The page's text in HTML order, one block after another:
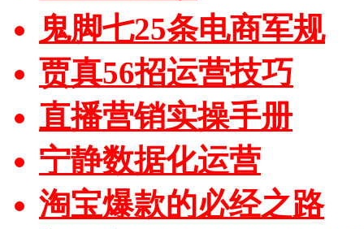
鬼脚七25条电商军规
贾真56招运营技巧
直播营销实操手册
宁静数据化运营
淘宝爆款的必经之路